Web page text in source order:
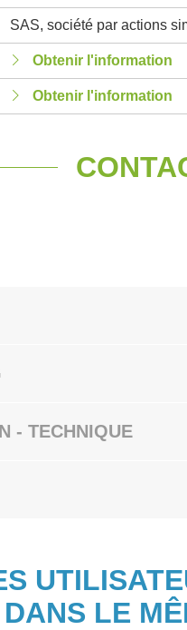
SAS, société par actions
Obtenir l'information
Obtenir l'information
- TECHNIQUE
DANS LE